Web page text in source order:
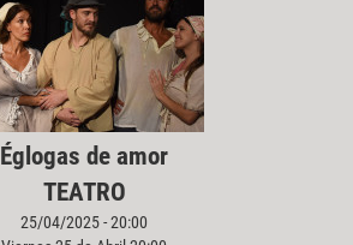
Églogas de amor
TEATRO
25/04/2025 - 20:00